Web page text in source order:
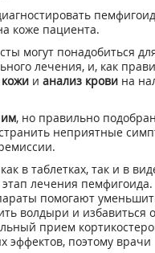
коже пациента.
могут понадобиться
лечения, и, как
и анализ крови на
, но правильно
неприятные
в таблетках, так и в
лечения пемфигоида.
помогают
волдыри и избавиться
прием
эффектов, поэтому врачи